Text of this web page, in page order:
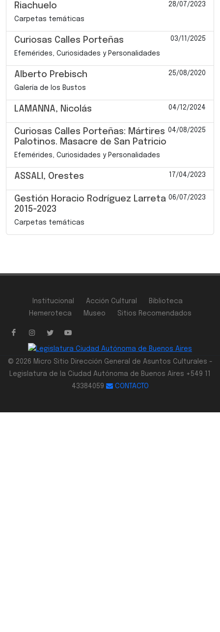
Riachuelo 28/07/2023
Carpetas temáticas
Curiosas Calles Porteñas 03/11/2025
Efemérides, Curiosidades y Personalidades
Alberto Prebisch 25/08/2020
Galería de los Bustos
LAMANNA, Nicolás 04/12/2024
Curiosas Calles Porteñas: Mártires
Palotinos. Masacre de San Patricio
04/08/2025
Efemérides, Curiosidades y Personalidades
ASSALI, Orestes 17/04/2023
Gestión Horacio Rodríguez Larreta
2015-2023
06/07/2023
Carpetas temáticas
Institucional Acción Cultural
Biblioteca
Hemeroteca
Museo Sitios Recomendados
© 2026 Micro Sitio Dirección General de Asuntos Culturales -
Legislatura de la Ciudad Autónoma de Buenos Aires +549 11
43384059
CONTACTO